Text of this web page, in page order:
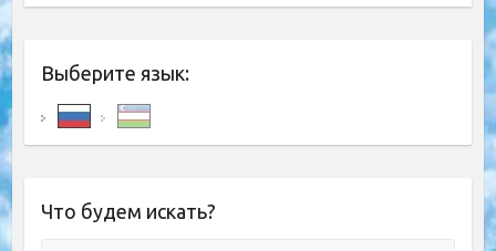
Выберите язык:
Что будем искать?